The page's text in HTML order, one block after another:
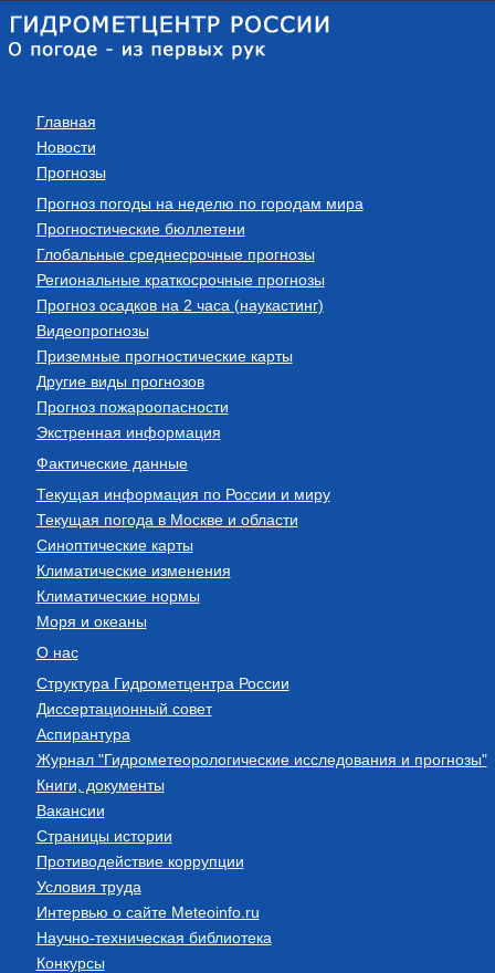
Главная
Новости
Прогнозы
Прогноз погоды на неделю по городам мира
Прогностические бюллетени
Глобальные среднесрочные прогнозы
Региональные краткосрочные прогнозы
Прогноз осадков на 2 часа (наукастинг)
Видеопрогнозы
Приземные прогностические карты
Другие виды прогнозов
Прогноз пожароопасности
Экстренная информация
Фактические данные
Текущая информация по России и миру
Текущая погода в Москве и области
Синоптические карты
Климатические изменения
Климатические нормы
Моря и океаны
О нас
Структура Гидрометцентра России
Диссертационный совет
Аспирантура
Журнал "Гидрометеорологические исследования и прогнозы"
Книги, документы
Вакансии
Страницы истории
Противодействие коррупции
Условия труда
Интервью о сайте Meteoinfo.ru
Научно-техническая библиотека
Конкурсы